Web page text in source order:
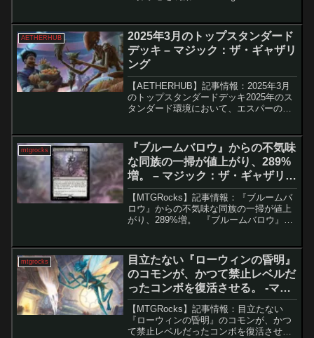
その議論が行われました。これら...
AETHERHUB
2025年3月のトップスタンダード
デッキ – マジック：ザ・ギャザリ
ング
【AETHERHUB】記事情報：2025年3月
のトップスタンダードデッキ2025年のス
タンダード環境において、エスパーの安
できずトップ8から姿を消しつつある。一
方、環境...
mtgrocks
『ブルームバロウ』からの不気味
な同族の一掃が値上がり、289%
増。 – マジック：ザ・ギャザリン
グ
【MTGRocks】記事情報：『ブルームバ
ロウ』からの不気味な同族の一掃が値上
がり、289%増。 『ブルームバロウ』セ
注目を集めています。特に、かつてはサ
ポートが乏し...
mtgrocks
目立たない『ローウィンの昏明』
のコモンが、かつて禁止レベルだ
ったコンボを復活させる。 -マジ
ック：ザ・ギャザリング
【MTGRocks】記事情報：目立たない
『ローウィンの昏明』のコモンが、かつ
て禁止レベルだったコンボを復活させ